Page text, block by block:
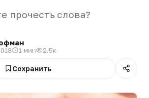
прочесть слова?
1 мин 2.5к
Сохранить